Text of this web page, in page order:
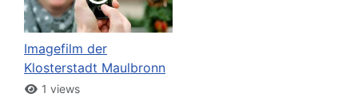
Imagefilm der
Klosterstadt Maulbronn
1 views